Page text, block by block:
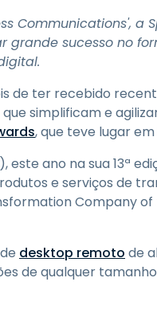
com
Explore
Communications', a
sucesso no
de ter recebido
simplificam e
, que teve lugar em
este ano na sua 13ª
e serviços de
Company
desktop remoto de
de qualquer